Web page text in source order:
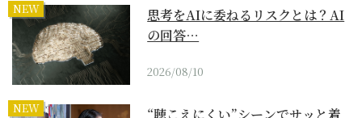
NEW
思考をAIに委ねるリスクとは？AI
の回答…
2026/08/10
NEW
“聴こえにくい”シーンでサッと着